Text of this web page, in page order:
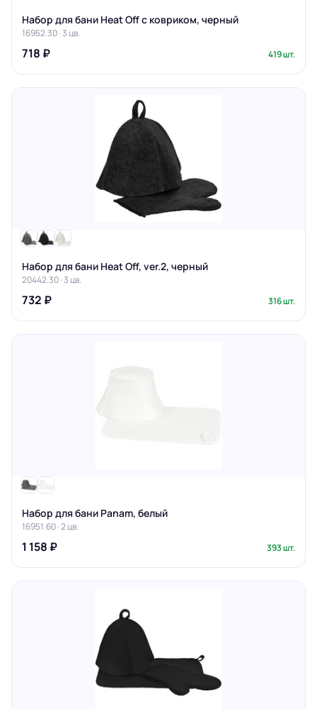
Набор для бани Heat Off с ковриком, черный
16952.30 · 3 цв.
718 ₽ 419 шт.
Набор для бани Heat Off, ver.2, черный
20442.30 · 3 цв.
732 ₽ 316 шт.
Набор для бани Panam, белый
16951.60 · 2 цв.
1 158 ₽ 393 шт.